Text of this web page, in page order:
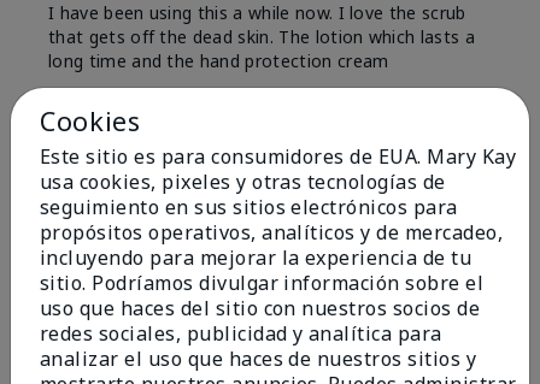
I have been using this a while now. I love the scrub
that gets off the dead skin. The lotion which lasts a
long time and the hand protection cream
Conclusión
Sí, recomendaría a un amigo
¿Le ha resultado útil esta
opinión?
15 0
Marcar esta opinión
Cookies
Este sitio es para consumidores de EUA. Mary Kay
usa cookies, pixeles y otras tecnologías de
seguimiento en sus sitios electrónicos para
propósitos operativos, analíticos y de mercadeo,
incluyendo para mejorar la experiencia de tu
sitio. Podríamos divulgar información sobre el
uso que haces del sitio con nuestros socios de
redes sociales, publicidad y analítica para
analizar el uso que haces de nuestros sitios y